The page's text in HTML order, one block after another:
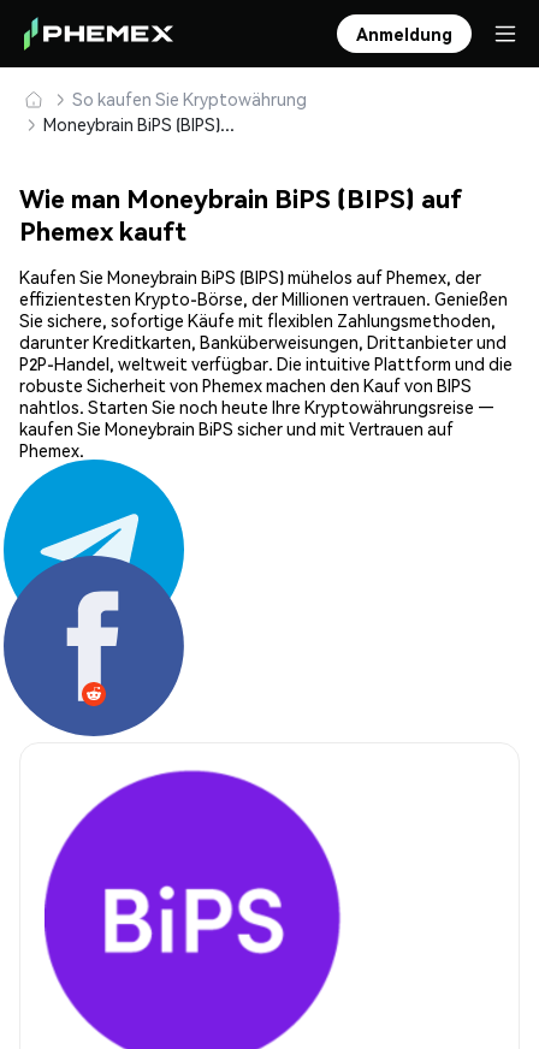
Anmeldung
So kaufen Sie Kryptowährung
Moneybrain BiPS (BIPS) sicher kaufen und speichern
Wie man Moneybrain BiPS (BIPS) auf
Phemex kauft
Kaufen Sie Moneybrain BiPS (BIPS) mühelos auf Phemex, der
effizientesten Krypto-Börse, der Millionen vertrauen. Genießen
Sie sichere, sofortige Käufe mit flexiblen Zahlungsmethoden,
darunter Kreditkarten, Banküberweisungen, Drittanbieter und
P2P-Handel, weltweit verfügbar. Die intuitive Plattform und die
robuste Sicherheit von Phemex machen den Kauf von BIPS
nahtlos. Starten Sie noch heute Ihre Kryptowährungsreise —
kaufen Sie Moneybrain BiPS sicher und mit Vertrauen auf
Phemex.
Teilen: